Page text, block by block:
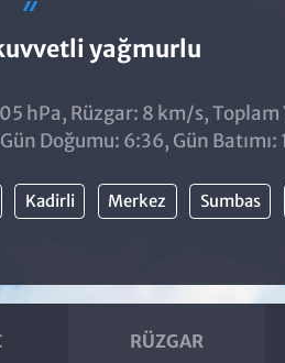
yağmurlu
hPa, Rüzgar: 8 km/s, Toplam
Doğumu: 6:36, Gün Batımı:
Kadirli Merkez Sumbas
RÜZGAR